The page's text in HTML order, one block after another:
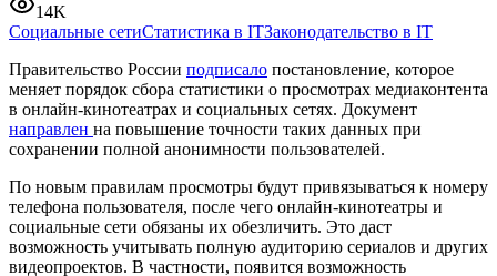
14K
Социальные сетиСтатистика в ITЗаконодательство в IT
Правительство России подписало постановление, которое
меняет порядок сбора статистики о просмотрах медиаконтента
в онлайн-кинотеатрах и социальных сетях. Документ
направлен на повышение точности таких данных при
сохранении полной анонимности пользователей.
По новым правилам просмотры будут привязываться к номеру
телефона пользователя, после чего онлайн-кинотеатры и
социальные сети обязаны их обезличить. Это даст
возможность учитывать полную аудиторию сериалов и других
видеопроектов. В частности, появится возможность